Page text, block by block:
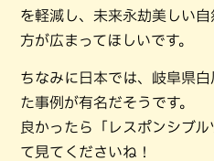
を軽減し、未来永劫美しい
方が広まってほしいです。
ちなみに日本では、岐阜県
た事例が有名だそうです。
良かったら「レスポンシブ
て見てくださいね！